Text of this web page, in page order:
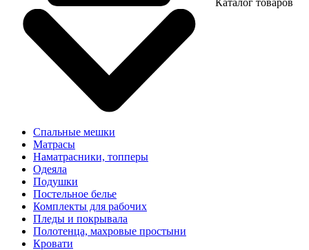
Каталог товаров
Спальные мешки
Матрасы
Наматрасники, топперы
Одеяла
Подушки
Постельное белье
Комплекты для рабочих
Пледы и покрывала
Полотенца, махровые простыни
Кровати